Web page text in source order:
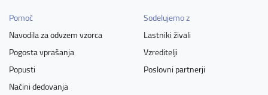
Pomoč
Navodila za odvzem vzorca
Pogosta vprašanja
Popusti
Načini dedovanja
Sodelujemo z
Lastniki živali
Vzreditelji
Poslovni partnerji